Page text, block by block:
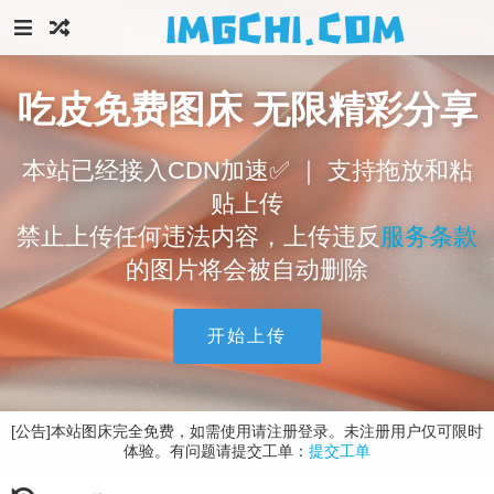
吃皮免费图床 无限精彩分享
本站已经接入CDN加速✅ ｜ 支持拖放和粘
贴上传
禁止上传任何违法内容，上传违反 服务条款
的图片将会被自动删除
开始上传
[公告]本站图床完全免费，如需使用请注册登录。未注册用户仅可限时
体验。有问题请提交工单： 提交工单